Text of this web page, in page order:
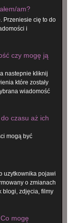
am?
Przeniesie cię to do
i
czy mogę ją
nastepnie kliknij
które zostały
wiadomość
czasu aż ich
mogą być
uzytkownika pojawi
o zmianach
blogi, zdjęcia, filmy
mogę